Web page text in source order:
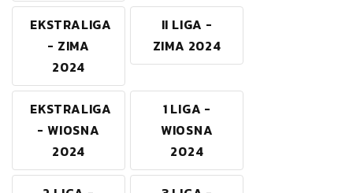
EKSTRALIGA
- ZIMA
2024
II LIGA -
ZIMA 2024
EKSTRALIGA
- WIOSNA
2024
1 LIGA -
WIOSNA
2024